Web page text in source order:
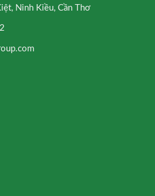
Ninh Kiều, Cần Thơ